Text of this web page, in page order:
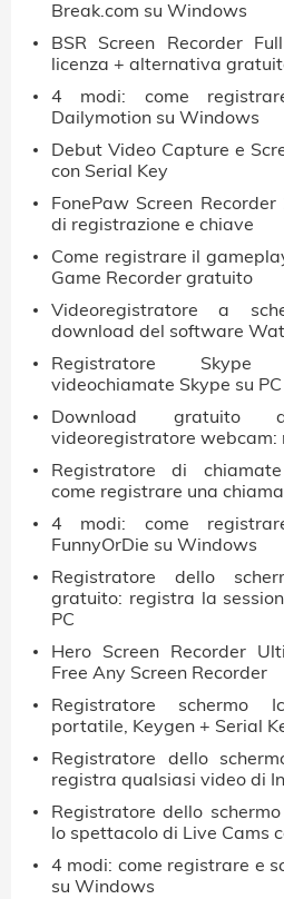
Break.com su Windows
BSR Screen Recorder
licenza + alternativa
4 modi: come
Dailymotion su Windows
Debut Video Capture e
con Serial Key
FonePaw Screen
di registrazione e chiave
Come registrare il
Game Recorder gratuito
Videoregistratore a
download del software
Registratore
videochiamate Skype su
Download gratuito
videoregistratore
Registratore di
come registrare una
4 modi: come
FunnyOrDie su Windows
Registratore dello
gratuito: registra la
PC
Hero Screen Recorder
Free Any Screen Recorder
Registratore schermo
portatile, Keygen + Serial
Registratore dello
registra qualsiasi video di
Registratore dello
lo spettacolo di Live Cams
4 modi: come registrare e
su Windows